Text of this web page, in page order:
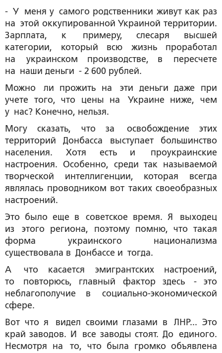
- У меня у самого родственники живут как раз
на этой оккупированной Украиной территории.
Зарплата, к примеру, слесаря высшей
категории, который всю жизнь проработал
на украинском производстве, в пересчете
на наши деньги - 2 600 рублей.
Можно ли прожить на эти деньги даже при
учете того, что цены на Украине ниже, чем
у нас? Конечно, нельзя.
Могу сказать, что за освобождение этих
территорий Донбасса выступает большинство
населения. Хотя есть и проукраинские
настроения. Особенно, среди так называемой
творческой интеллигенции, которая всегда
являлась проводником вот таких своеобразных
настроений.
Это было еще в советское время. Я выходец
из этого региона, поэтому помню, что такая
форма украинского национализма
существовала в Донбассе и тогда.
А что касается эмигрантских настроений,
то повторюсь, главный фактор здесь - это
неблагополучие в социально-экономической
сфере.
Вот что я видел своими глазами в ЛНР... Это
край заводов. И все заводы стоят. До единого.
Несмотря на то, что была громко объявлена